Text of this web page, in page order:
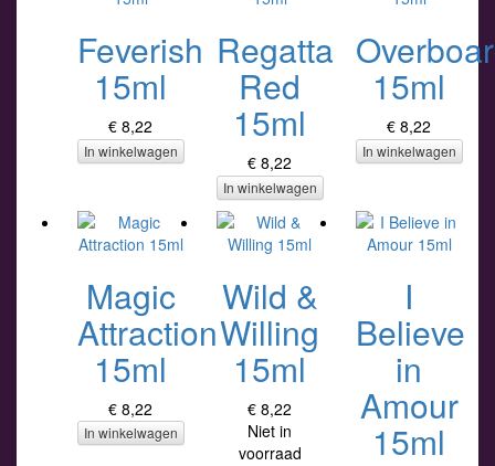
Feverish
15ml
€ 8,22
In winkelwagen
Regatta
Red
15ml
€ 8,22
In winkelwagen
15ml
€ 8,22
In winkelwagen
Magic
Attraction
15ml
€ 8,22
In winkelwagen
Wild &
Willing
15ml
€ 8,22
Niet in
voorraad
I
Believe
in
Amour
15ml